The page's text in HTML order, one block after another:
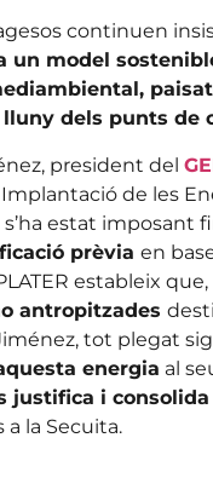
continuen
un model
lluny dels punts de
president del
de les
estat imposant
prèvia en
estableix
antropitzades
tot plegat
energia al
justifica i
a la Secuita.